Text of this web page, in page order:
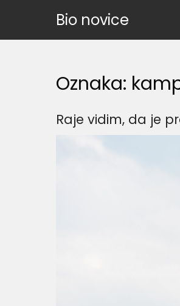
Bio novice
Oznaka:
Raje vidim, da je